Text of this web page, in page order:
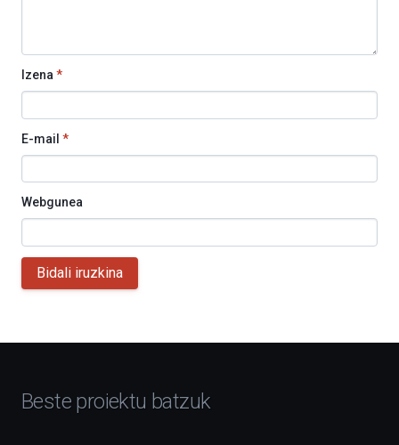
Izena*
E-mail *
Webgunea
Bidali iruzkina
Beste proiektu batzuk